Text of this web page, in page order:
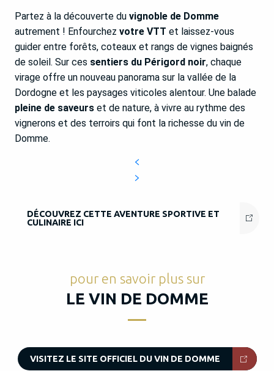
Partez à la découverte du vignoble de Domme
autrement ! Enfourchez votre VTT et laissez-vous
guider entre forêts, coteaux et rangs de vignes baignés
de soleil. Sur ces sentiers du Périgord noir, chaque
virage offre un nouveau panorama sur la vallée de la
Dordogne et les paysages viticoles alentour. Une balade
pleine de saveurs et de nature, à vivre au rythme des
vignerons et des terroirs qui font la richesse du vin de
Domme.
DÉCOUVREZ CETTE AVENTURE SPORTIVE ET
CULINAIRE ICI
pour en savoir plus sur
LE VIN DE DOMME
VISITEZ LE SITE OFFICIEL DU VIN DE DOMME